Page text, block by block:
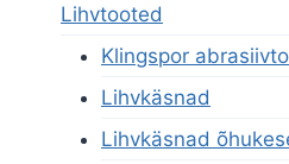
Lihvtooted
Klingspor
Lihvkäsnad
Lihvkäsnad